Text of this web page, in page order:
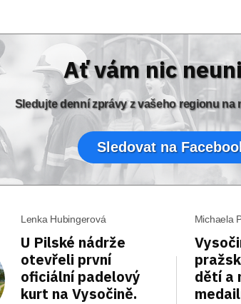
Ať vám nic
Sledujte denní zprávy z vašeho regionu na
Sledovat na
Lenka Hubingerová
U Pilské nádrže
otevřeli první
oficiální padelový
kurt na Vysočině.
Michaela
dětí a